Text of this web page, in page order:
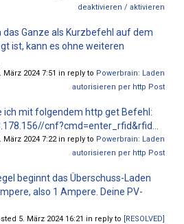
deaktivieren / aktivieren
das Ganze als Kurzbefehl auf dem
ist, kann es ohne weiteren
März 2024 7:51 in reply to Powerbrain: Laden
autorisieren per http Post
ich mit folgendem http get Befehl:
cnf?cmd=enter_rfid&rfid...
März 2024 7:22 in reply to Powerbrain: Laden
autorisieren per http Post
beginnt das Überschuss-Laden
also 1 Ampere. Deine PV-
5. März 2024 16:21 in reply to [RESOLVED]